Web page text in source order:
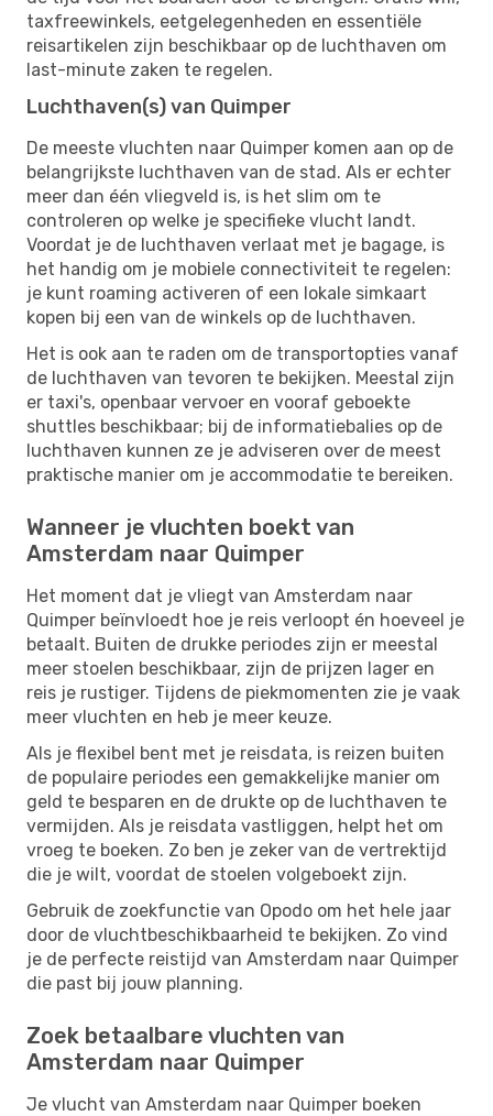
taxfreewinkels, eetgelegenheden en essentiële
reisartikelen zijn beschikbaar op de luchthaven om
last-minute zaken te regelen.
Luchthaven(s) van Quimper
De meeste vluchten naar Quimper komen aan op de
belangrijkste luchthaven van de stad. Als er echter
meer dan één vliegveld is, is het slim om te
controleren op welke je specifieke vlucht landt.
Voordat je de luchthaven verlaat met je bagage, is
het handig om je mobiele connectiviteit te regelen:
je kunt roaming activeren of een lokale simkaart
kopen bij een van de winkels op de luchthaven.
Het is ook aan te raden om de transportopties vanaf
de luchthaven van tevoren te bekijken. Meestal zijn
er taxi's, openbaar vervoer en vooraf geboekte
shuttles beschikbaar; bij de informatiebalies op de
luchthaven kunnen ze je adviseren over de meest
praktische manier om je accommodatie te bereiken.
Wanneer je vluchten boekt van
Amsterdam naar Quimper
Het moment dat je vliegt van Amsterdam naar
Quimper beïnvloedt hoe je reis verloopt én hoeveel je
betaalt. Buiten de drukke periodes zijn er meestal
meer stoelen beschikbaar, zijn de prijzen lager en
reis je rustiger. Tijdens de piekmomenten zie je vaak
meer vluchten en heb je meer keuze.
Als je flexibel bent met je reisdata, is reizen buiten
de populaire periodes een gemakkelijke manier om
geld te besparen en de drukte op de luchthaven te
vermijden. Als je reisdata vastliggen, helpt het om
vroeg te boeken. Zo ben je zeker van de vertrektijd
die je wilt, voordat de stoelen volgeboekt zijn.
Gebruik de zoekfunctie van Opodo om het hele jaar
door de vluchtbeschikbaarheid te bekijken. Zo vind
je de perfecte reistijd van Amsterdam naar Quimper
die past bij jouw planning.
Zoek betaalbare vluchten van
Amsterdam naar Quimper
Je vlucht van Amsterdam naar Quimper boeken